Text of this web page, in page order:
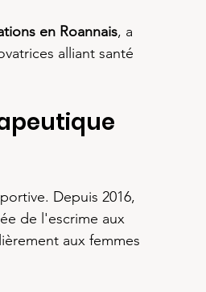
en Roannais, a
alliant santé
Depuis 2016,
de l'escrime aux
aux femmes